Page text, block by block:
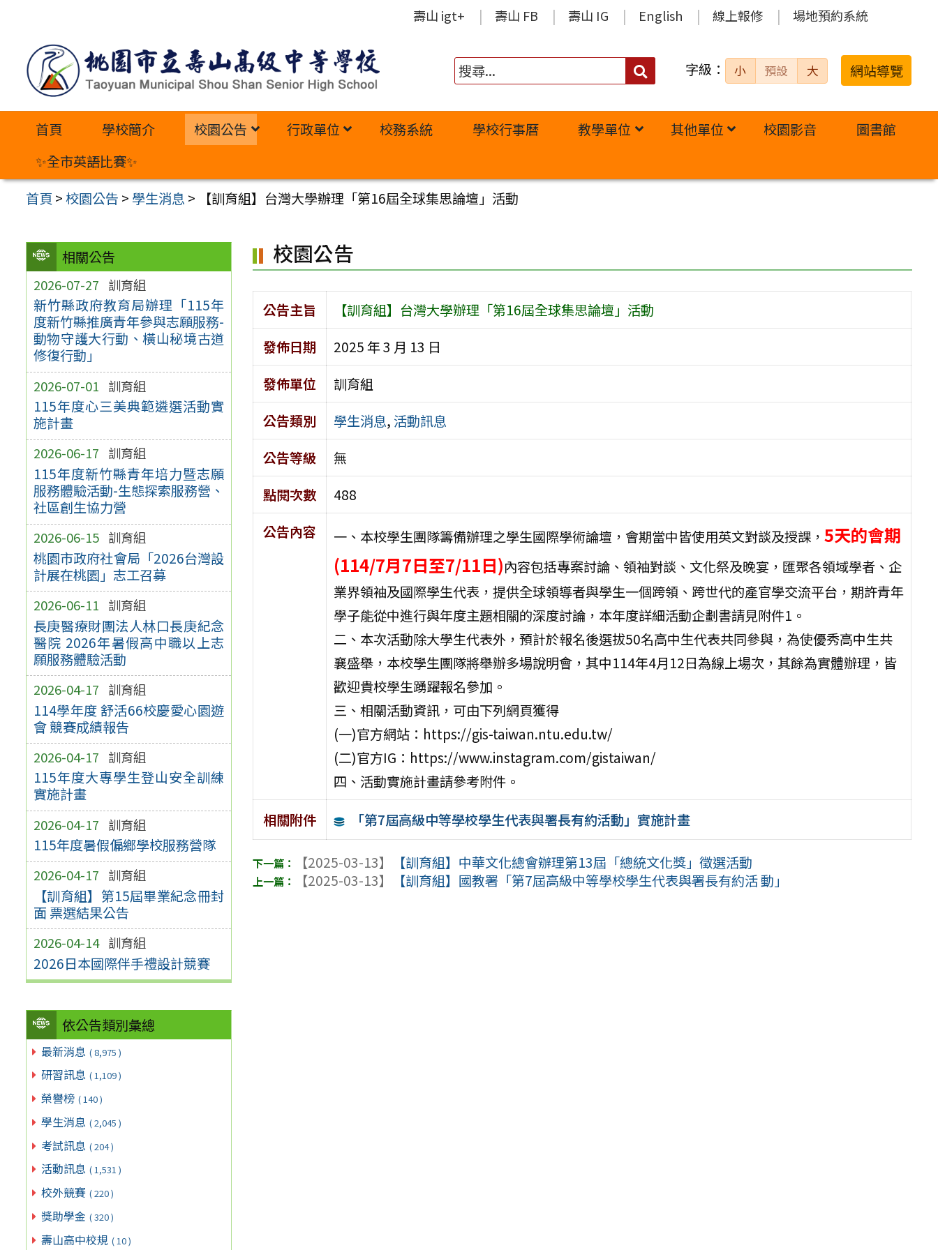
內
壽山 igt+ 壽山 FB 壽山 IG English 線上報修 場地預約系統
搜
字級： 小 預設 大 網站導覽
首頁 學校簡介 校園公告 行政單位 校務系統 學校行事曆 教學單位 其他單位 校園影音
圖書館
✨全市英語比賽✨
首頁 >校園公告 > 學生消息 > 【訓育組】台灣大學辦理「第16屆全球集思論壇」活動
相關公告
2026-07-27 訓育組
新竹縣政府教育局辦理「115年
度新竹縣推廣青年參與志願服務-
動物守護大行動、橫山秘境古道
修復行動」
2026-07-01 訓育組
115年度心三美典範遴選活動實
施計畫
2026-06-17 訓育組
115年度新竹縣青年培力暨志願
服務體驗活動-生態探索服務營、
社區創生協力營
2026-06-15 訓育組
桃園市政府社會局「2026台灣設
計展在桃園」志工召募
2026-06-11 訓育組
長庚醫療財團法人林口長庚紀念
醫院 2026年暑假高中職以上志
願服務體驗活動
2026-04-17 訓育組
114學年度 舒活66校慶愛心園遊
會 競賽成績報告
2026-04-17 訓育組
115年度大專學生登山安全訓練
實施計畫
2026-04-17 訓育組
115年度暑假偏鄉學校服務營隊
2026-04-17 訓育組
【訓育組】第15屆畢業紀念冊封
面 票選結果公告
2026-04-14 訓育組
2026日本國際伴手禮設計競賽
依公告類別彙總
最新消息 ( 8,975 )
研習訊息 ( 1,109 )
榮譽榜 ( 140 )
學生消息 ( 2,045 )
考試訊息 ( 204 )
活動訊息 ( 1,531 )
校外競賽 ( 220 )
獎助學金 ( 320 )
壽山高中校規 ( 10 )
校園公告
公告主旨
【訓育組】台灣大學辦理「第16屆全球集思論壇」活動
發佈日期
2025 年 3 月 13 日
發佈單位
訓育組
公告類別
學生消息, 活動訊息
公告等級
無
點閱次數
488
公告內容
一、本校學生團隊籌備辦理之學生國際學術論壇，會期當中皆使用英文對談及授課， 5天的會期
(114/7月7日至7/11日)內容包括專案討論、領袖對談、文化祭及晚宴，匯聚各領域學者、企
業界領袖及國際學生代表，提供全球領導者與學生一個跨領、跨世代的產官學交流平台，期許青年
學子能從中進行與年度主題相關的深度討論，本年度詳細活動企劃書請見附件1。
二、本次活動除大學生代表外，預計於報名後選拔50名高中生代表共同參與，為使優秀高中生共
襄盛舉，本校學生團隊將舉辦多場說明會，其中114年4月12日為線上場次，其餘為實體辦理，皆
歡迎貴校學生踴躍報名參加。
三、相關活動資訊，可由下列網頁獲得
(一)官方網站：https://gis-taiwan.ntu.edu.tw/
(二)官方IG：https://www.instagram.com/gistaiwan/
四、活動實施計畫請參考附件。
相關附件
「第7屆高級中等學校學生代表與署長有約活動」實施計畫
【2025-03-13】
【訓育組】中華文化總會辦理第13屆「總統文化獎」徵選活動
【2025-03-13】
【訓育組】國教署「第7屆高級中等學校學生代表與署長有約活 動」